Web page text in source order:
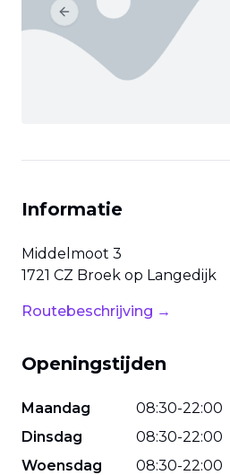
Previous slide
Informatie
Middelmoot 3
1721 CZ Broek op Langedijk
Routebeschrijving →
Openingstijden
Maandag 08:30-22:00
Dinsdag
08:30-22:00
Woensdag
08:30-22:00